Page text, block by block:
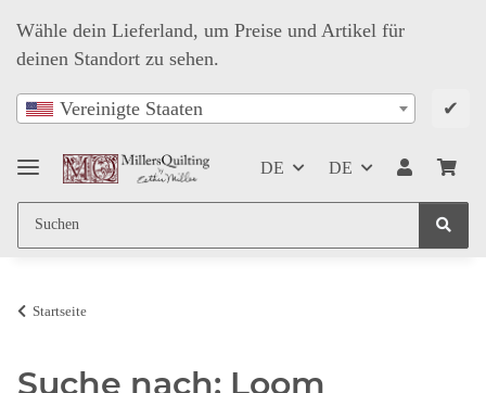
Wähle dein Lieferland, um Preise und Artikel für
deinen Standort zu sehen.
Vereinigte Staaten ✔
DE DE
Startseite
Suche nach: Loom